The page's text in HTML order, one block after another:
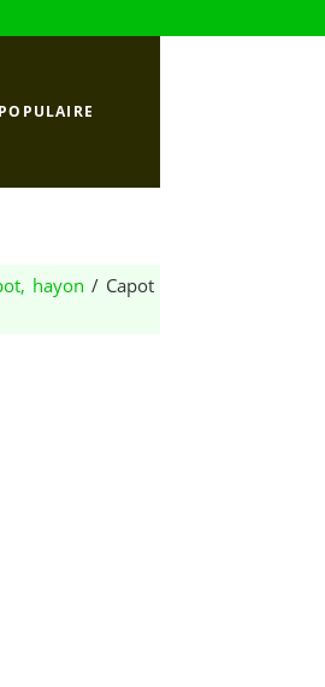
POPULAIRE
hayon / Capot